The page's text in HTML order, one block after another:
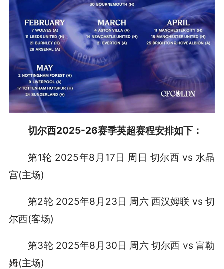
切尔西2025-26赛季英超赛程安排如下：
第1轮 2025年8月17日 周日 切尔西 vs 水晶
宫(主场)
第2轮 2025年8月23日 周六 西汉姆联 vs 切
尔西(客场)
第3轮 2025年8月30日 周六 切尔西 vs 富勒
姆(主场)